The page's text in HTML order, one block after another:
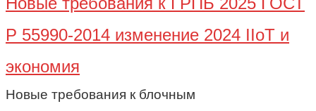
Р 55990-2014 изменение 2024 IIoT и
экономия
Новые требования к блочным